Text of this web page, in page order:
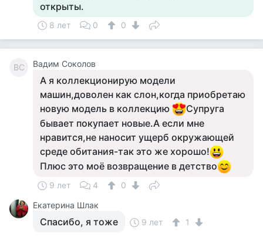
открыты.
8 лет 0 0
ВС Вадим Соколов
А я коллекционирую модели
машин,доволен как слон,когда приобретаю
новую модель в коллекцию
Супруга
бывает покупает новые.А если мне
нравится,не наносит ущерб окружающей
среде обитания-так это же хорошо!
Плюс это моё возвращение в детство
9 лет 4
0
Екатерина Шлак
Спасибо, я тоже 9 лет 1